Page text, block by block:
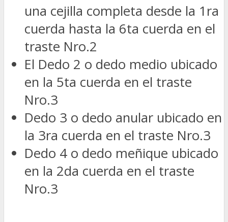
una cejilla completa desde la 1ra
cuerda hasta la 6ta cuerda en el
traste Nro.2
El Dedo 2 o dedo medio ubicado
en la 5ta cuerda en el traste
Nro.3
Dedo 3 o dedo anular ubicado en
la 3ra cuerda en el traste Nro.3
Dedo 4 o dedo meñique ubicado
en la 2da cuerda en el traste
Nro.3